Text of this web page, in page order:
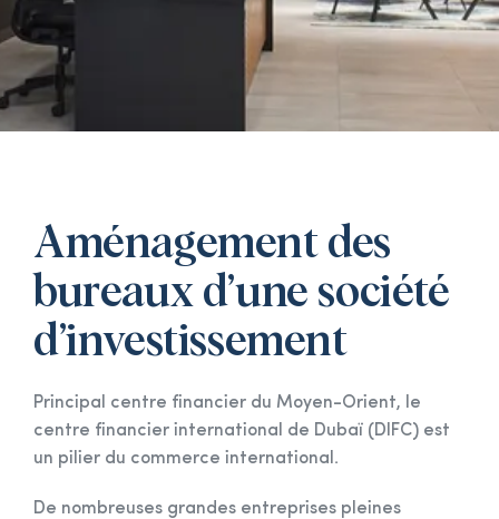
Aménagement des
bureaux d’une société
d’investissement
Principal centre financier du Moyen-Orient, le
centre financier international de Dubaï (DIFC) est
un pilier du commerce international.
De nombreuses grandes entreprises pleines